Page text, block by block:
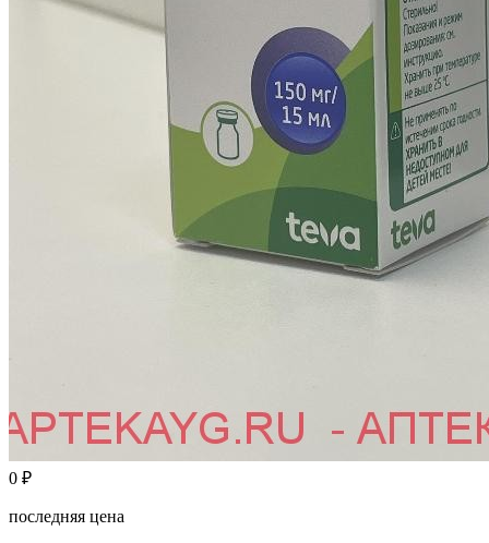
0 ₽
последняя цена